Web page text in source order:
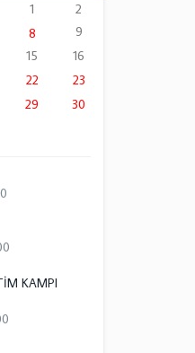
1
2
8
9
15
16
22
23
29
30
KAMPI